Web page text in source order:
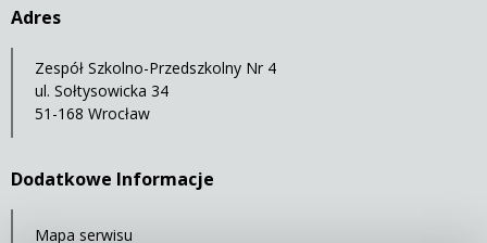
Adres
Zespół Szkolno-Przedszkolny Nr 4
ul. Sołtysowicka 34
51-168 Wrocław
Dodatkowe Informacje
Mapa serwisu